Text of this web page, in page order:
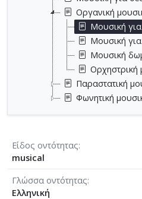
Οργανική
Μουσική
Μουσική
Μουσική
Ορχηστρική
Παραστατική
Φωνητική
Είδος οντότητας
musical
Γλώσσα οντότητας
Ελληνική